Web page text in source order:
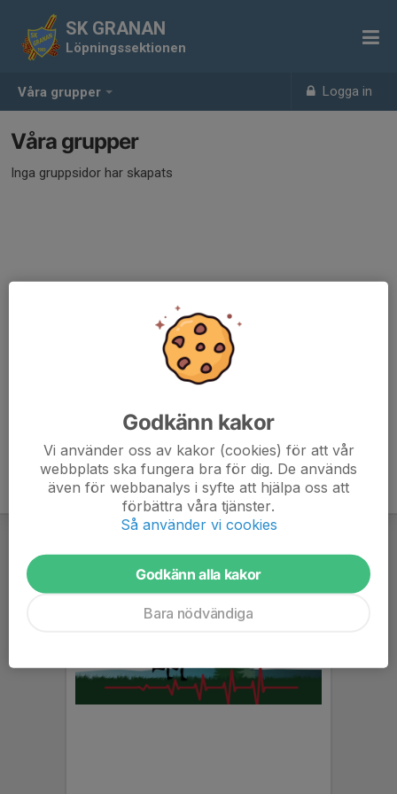
Våra grupper Logga in
SK GRANAN
Löpningssektionen
Våra grupper
Inga gruppsidor har skapats
Godkänn kakor
Vi använder oss av kakor (cookies) för att vår
webbplats ska fungera bra för dig. De används
även för webbanalys i syfte att hjälpa oss att
förbättra våra tjänster.
Så använder vi cookies
Godkänn alla kakor
Bara nödvändiga